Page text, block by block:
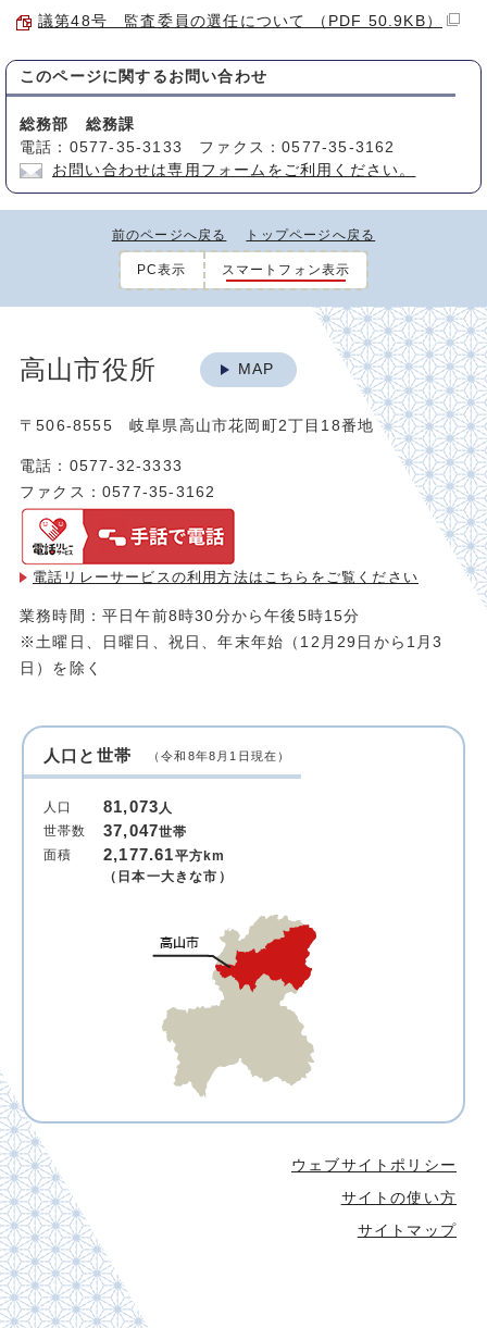
議第48号 監査委員の選任について （PDF 50.9KB）
このページに関する お問い合わせ
総務部 総務課
電話：0577-35-3133 ファクス：0577-35-3162
お問い合わせは専用フォームをご利用ください。
前のページへ戻る トップページへ戻る
PC表示 スマートフォン表示
高山市役所 MAP
〒506-8555 岐阜県高山市花岡町2丁目18番地
電話：0577-32-3333
ファクス：0577-35-3162
電話リレーサービスの利用方法は こちらをご覧ください
業務時間：平日午前8時30分から午後5時15分
※土曜日、日曜日、祝日、年末年始（12月29日から1月3
日）を除く
人口と世帯 （令和8年8月1日現在）
人口 81,073人
世帯数
37,047世帯
面積
2,177.61平方km
（日本一大きな市）
ウェブサイトポリシー
サイトの使い方
サイトマップ